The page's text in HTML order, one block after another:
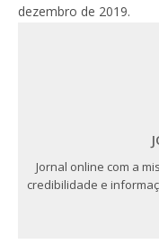
dezembro de 2019.
Jornal online com a
credibilidade e